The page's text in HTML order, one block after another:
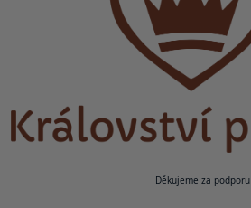
Děkujeme za podporu